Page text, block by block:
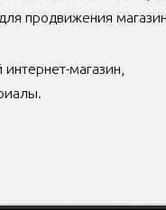
продвижения
магазин,